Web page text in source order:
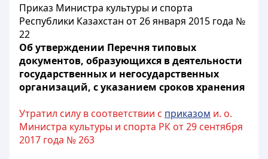
Приказ Министра культуры и спорта
Республики Казахстан от 26 января 2015 года №
22
Об утверждении Перечня типовых
документов, образующихся в деятельности
государственных и негосударственных
организаций, с указанием сроков хранения
Утратил силу в соответствии с приказом и. о.
Министра культуры и спорта РК от 29 сентября
2017 года № 263